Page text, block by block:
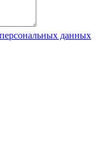
персональных данных